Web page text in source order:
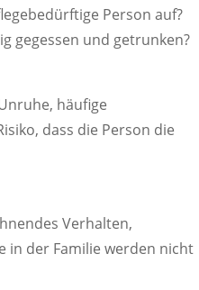
Person auf?
gegessen und getrunken?
häufige
dass die Person die
Verhalten,
in der Familie werden nicht